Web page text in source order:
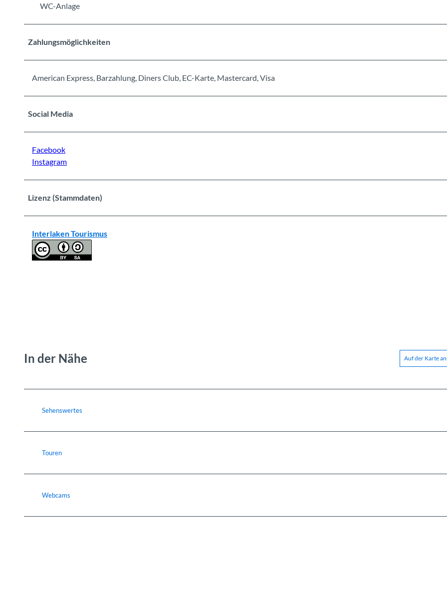
WC-Anlage
Zahlungsmöglichkeiten
American Express, Barzahlung, Diners Club, EC-Karte, Mastercard, Visa
Social Media
Facebook
Instagram
Lizenz (Stammdaten)
Interlaken Tourismus
In der Nähe Auf der Karte
Sehenswertes
Touren
Webcams